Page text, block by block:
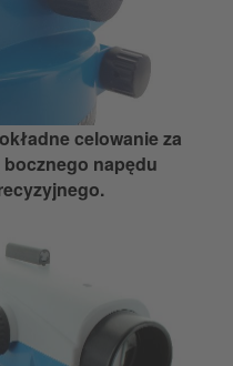
celowanie za
napędu